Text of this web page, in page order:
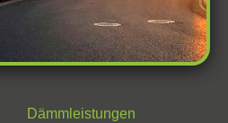
Dämmleistungen